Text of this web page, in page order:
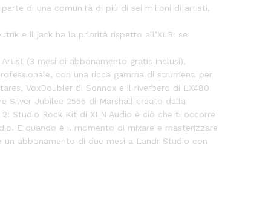
di una comunità di più di sei milioni di artisti,
e il jack ha la priorità rispetto all’XLR: se
(3 mesi di abbonamento gratis inclusi),
con una ricca gamma di strumenti per
VoxDoubler di Sonnox e il riverbero di LX480
Silver Jubilee 2555 di Marshall creato dalla
Studio Rock Kit di XLN Audio è ciò che ti occorre
E quando è il momento di mixare e masterizzare
abbonamento di due mesi a Landr Studio con